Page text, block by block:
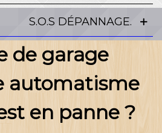
S.O.S DÉPANNAGE.
de garage
automatisme
en panne ?